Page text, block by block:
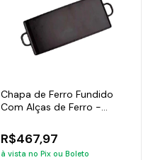
Chapa de Ferro Fundido
Com Alças de Ferro -
R$467,97
à vista no Pix ou Boleto